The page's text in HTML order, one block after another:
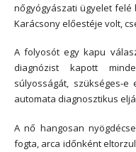
nőgyógyászati ügyelet
Karácsony előestéje volt,
A folyosót egy kapu
diagnózist kapott
súlyosságát, szükséges-
automata diagnosztikus
A nő hangosan
fogta, arca időnként